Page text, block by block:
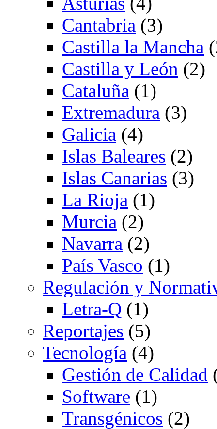
Cantabria (3)
Castilla la Mancha
Castilla y León (2)
Cataluña (1)
Extremadura (3)
Galicia (4)
Islas Baleares (2)
Islas Canarias (3)
La Rioja (1)
Murcia (2)
Navarra (2)
País Vasco (1)
Regulación y
Letra-Q (1)
Reportajes (5)
Tecnología (4)
Gestión de Calidad
Software (1)
Transgénicos (2)